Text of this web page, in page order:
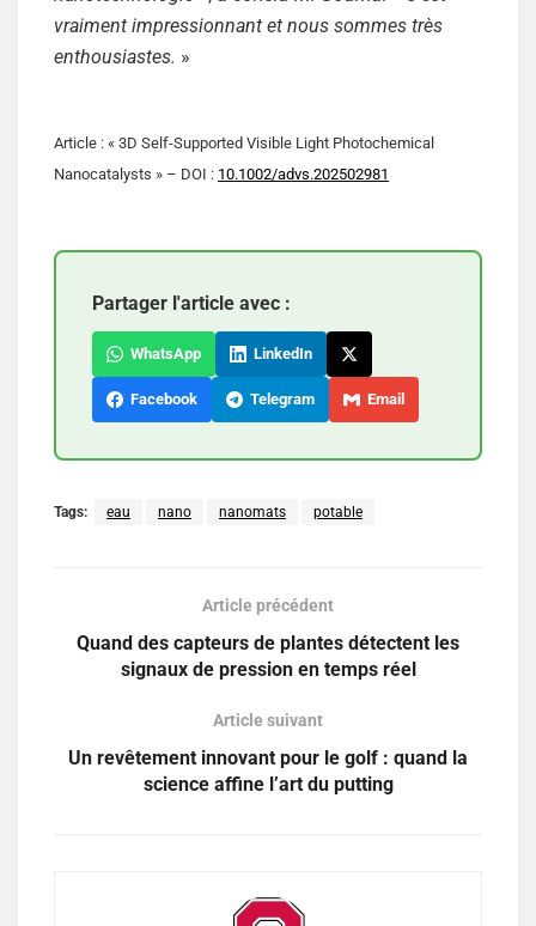
vraiment impressionnant et nous sommes très
enthousiastes. »
Article : « 3D Self-Supported Visible Light Photochemical
Nanocatalysts » – DOI : 10.1002/advs.202502981
Partager l'article avec :
WhatsApp LinkedIn
Facebook Telegram Email
Tags: eau nano nanomats potable
Article précédent
Quand des capteurs de plantes détectent les
signaux de pression en temps réel
Article suivant
Un revêtement innovant pour le golf : quand la
science affine l’art du putting